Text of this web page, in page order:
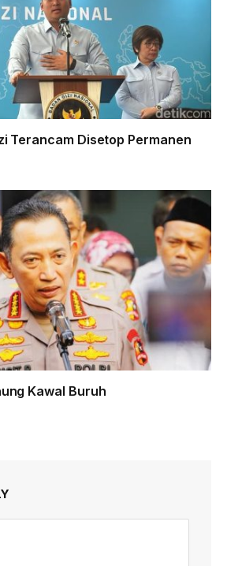
Terancam Disetop Permanen
Kawal Buruh